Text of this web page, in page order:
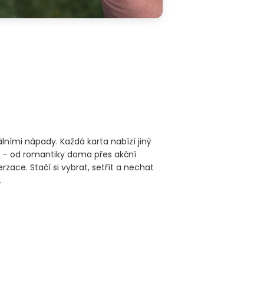
nápady. Každá karta nabízí jiný
– od romantiky doma přes akční
Stačí si vybrat, setřít a nechat